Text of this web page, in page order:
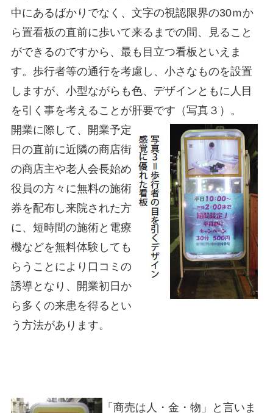
中にあるばかりでなく、文字の視認限界の30ｍか
ら置看板の直前に歩いて来るまでの間、見ること
ができるのですから、最も目立つ看板といえま
す。歩行者等の通行を考慮し、小さなものを設置
しますが、小型ながらも色、デザインともに人目
を引く事を考えることが肝要です（写真３）。
開業に際して、開業予定
日の直前に近隣の商店街
の商店主や老人会長始め
役員の方々に無料の施術
券を配布し来院された方
に、短時間の施術と電療
機などを無料体験しても
らうことにより口コミの
誘導となり、開業初日か
ら多くの来患を得るとい
う方法があります。
「商売は人・金・物」と言いま